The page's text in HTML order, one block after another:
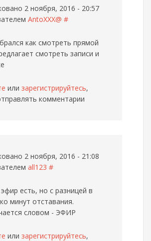
2 ноября, 2016 - 20:57
AntoXXX@ #
как смотреть прямой
смотреть записи и
или зарегистрируйтесь,
комментарии
2 ноября, 2016 - 21:08
all123 #
есть, но с разницей в
минут отставания.
словом - ЭФИР
или зарегистрируйтесь,